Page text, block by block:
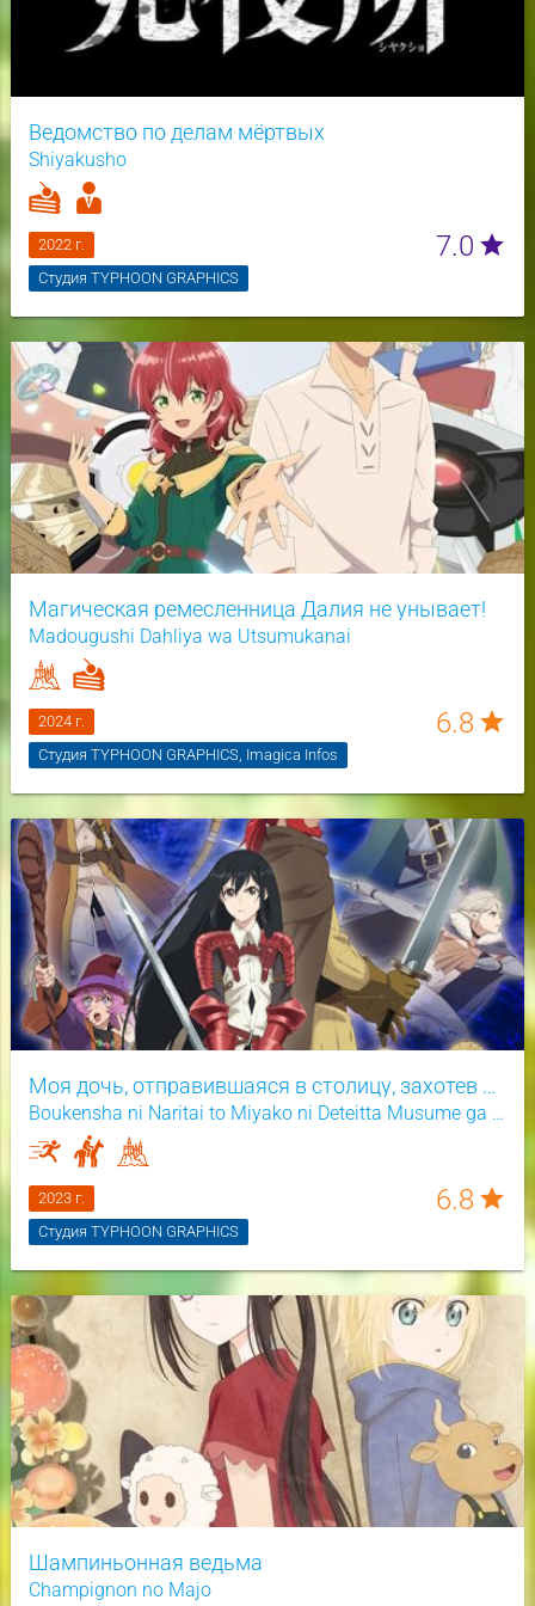
Ведомство по делам мёртвых
Shiyakusho
7.0 star
2022 г.
Студия TYPHOON GRAPHICS
Магическая ремесленница Далия не унывает!
Madougushi Dahliya wa Utsumukanai
6.8 star
2024 г.
Студия TYPHOON GRAPHICS, Imagica Infos
Моя дочь, отправившаяся в столицу, захотев стать авантюристом, достигла S-ранга
Boukensha ni Naritai to Miyako ni Deteitta Musume ga S-Rank ni Natteta
6.8 star
2023 г.
Студия TYPHOON GRAPHICS
Шампиньонная ведьма
Champignon no Majo